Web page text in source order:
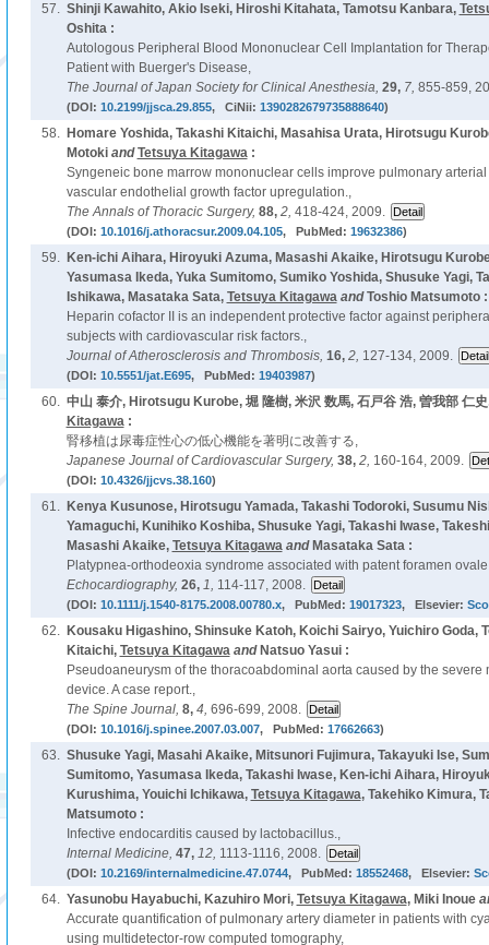
57. Shinji Kawahito, Akio Iseki, Hiroshi Kitahata, Tamotsu Kanbara,
Oshita :
Autologous Peripheral Blood Mononuclear Cell Implantation for
Patient with Buerger's Disease,
The Journal of Japan Society for Clinical Anesthesia, 29, 7, 855-859,
(DOI: 10.2199/jjsca.29.855, CiNii: 1390282679735888640)
58.
Homare Yoshida, Takashi Kitaichi, Masahisa Urata, Hirotsugu
MotokiandTetsuya Kitagawa:
Syngeneic bone marrow mononuclear cells improve pulmonary
vascular endothelial growth factor upregulation.,
The Annals of Thoracic Surgery, 88, 2, 418-424, 2009.
(DOI: 10.1016/j.athoracsur.2009.04.105, PubMed: 19632386)
59.
Ken-ichi Aihara, Hiroyuki Azuma, Masashi Akaike, Hirotsugu
Yasumasa Ikeda, Yuka Sumitomo, Sumiko Yoshida, Shusuke Yagi,
Ishikawa, Masataka Sata, Tetsuya KitagawaandToshio Matsumoto :
Heparin cofactor II is an independent protective factor against
subjects with cardiovascular risk factors.,
Journal of Atherosclerosis and Thrombosis, 16, 2, 127-134, 2009.
(DOI: 10.5551/jat.E695, PubMed: 19403987)
60. 中山 泰介, Hirotsugu Kurobe, 堀 隆樹, 米沢 数馬, 石戸谷 浩, 曽我部 仁
Kitagawa:
腎移植は尿毒症性心の低心機能を著明に改善する,
Japanese Journal of Cardiovascular Surgery, 38, 2, 160-164, 2009.
(DOI: 10.4326/jjcvs.38.160)
61.
Kenya Kusunose, Hirotsugu Yamada, Takashi Todoroki, Susumu
Yamaguchi, Kunihiko Koshiba, Shusuke Yagi, Takashi Iwase,
Masashi Akaike, Tetsuya Kitagawaand Masataka Sata :
Platypnea-orthodeoxia syndrome associated with patent foramen
Echocardiography, 26, 1, 114-117, 2008.
(DOI: 10.1111/j.1540-8175.2008.00780.x, PubMed: 19017323, Elsevier:
62.
Kousaku Higashino, Shinsuke Katoh, Koichi Sairyo, Yuichiro Goda,
Kitaichi, Tetsuya Kitagawaand Natsuo Yasui :
Pseudoaneurysm of the thoracoabdominal aorta caused by the
device. A case report.,
The Spine Journal, 8, 4, 696-699, 2008.
(DOI: 10.1016/j.spinee.2007.03.007, PubMed: 17662663)
63. Shusuke Yagi, Masahi Akaike, Mitsunori Fujimura, Takayuki Ise,
Sumitomo, Yasumasa Ikeda, Takashi Iwase, Ken-ichi Aihara,
Kurushima, Youichi Ichikawa, Tetsuya Kitagawa, Takehiko Kimura,
Matsumoto :
Infective endocarditis caused by lactobacillus.,
Internal Medicine, 47, 12, 1113-1116, 2008.
(DOI: 10.2169/internalmedicine.47.0744, PubMed: 18552468, Elsevier:
64. Yasunobu Hayabuchi, Kazuhiro Mori, Tetsuya Kitagawa, Miki Inoue
Accurate quantification of pulmonary artery diameter in patients with
using multidetector-row computed tomography,